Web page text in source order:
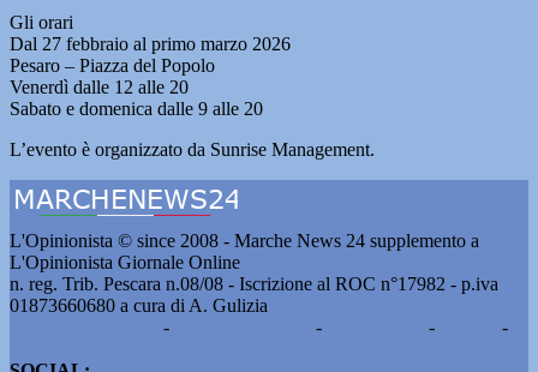
Gli orari
Dal 27 febbraio al primo marzo 2026
Pesaro – Piazza del Popolo
Venerdì dalle 12 alle 20
Sabato e domenica dalle 9 alle 20
L’evento è organizzato da Sunrise Management.
L'Opinionista © since 2008 - Marche News 24 supplemento a
L'Opinionista Giornale Online
n. reg. Trib. Pescara n.08/08 - Iscrizione al ROC n°17982 - p.iva
01873660680 a cura di A. Gulizia
- - -
-